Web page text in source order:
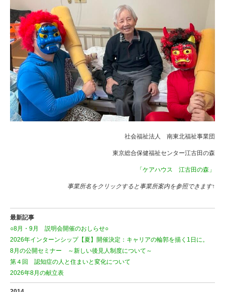
社会福祉法人 南東北福祉事業団
東京総合保健福祉センター江古田の森
「ケアハウス 江古田の森」
事業所名をクリックすると事業所案内を参照できます↑
最新記事
○8月・9月 説明会開催のおしらせ○
2026年インターンシップ【夏】開催決定：キャリアの輪郭を描く1日に。
8月の公開セミナー ～新しい後見人制度について～
第４回 認知症の人と住まいと変化について
2026年8月の献立表